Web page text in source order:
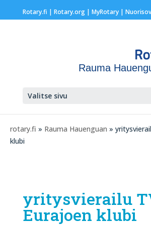
Rotary.fi | Rotary.org| MyRotary |
Rauma
Valitse sivu
rotary.fi » Rauma Hauenguan »
klubi
yritysvierailu
Eurajoen klubi